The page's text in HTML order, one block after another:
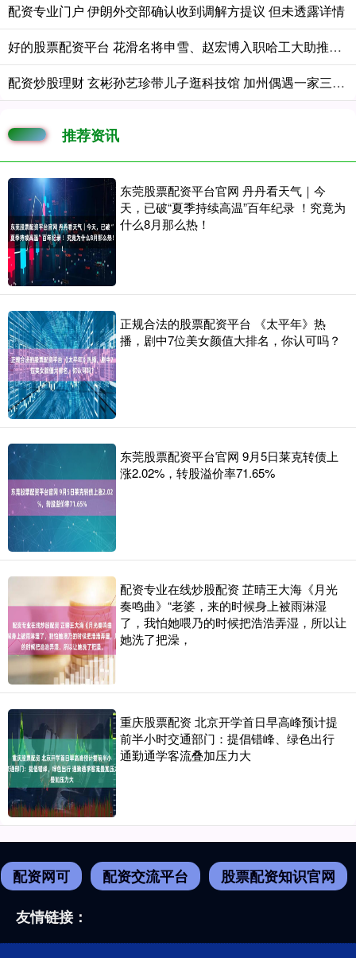
配资专业门户 伊朗外交部确认收到调解方提议 但未透露详情
好的股票配资平台 花滑名将申雪、赵宏博入职哈工大助推体教融合
配资炒股理财 玄彬孙艺珍带儿子逛科技馆 加州偶遇一家三口悠闲游
推荐资讯
东莞股票配资平台官网 丹丹看天气｜今
天，已破“夏季持续高温”百年纪录 ！究竟为
什么8月那么热！
正规合法的股票配资平台 《太平年》热
播，剧中7位美女颜值大排名，你认可吗？
东莞股票配资平台官网 9月5日莱克转债上
涨2.02%，转股溢价率71.65%
配资专业在线炒股配资 芷晴王大海《月光
奏鸣曲》“老婆，来的时候身上被雨淋湿
了，我怕她喂乃的时候把浩浩弄湿，所以让
她洗了把澡，
重庆股票配资 北京开学首日早高峰预计提
前半小时交通部门：提倡错峰、绿色出行
通勤通学客流叠加压力大
配资网可 配资交流平台
股票配资知识官网
友情链接：